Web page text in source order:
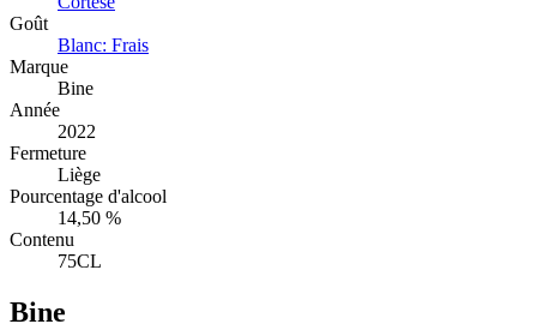
Goût
Blanc: Frais
Marque
Bine
Année
2022
Fermeture
Liège
Pourcentage d'alcool
14,50 %
Contenu
75CL
Bine